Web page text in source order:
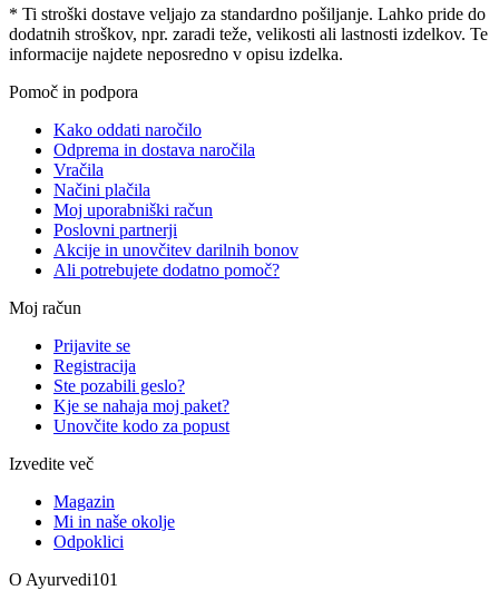
* Ti stroški dostave veljajo za standardno pošiljanje. Lahko pride do
dodatnih stroškov, npr. zaradi teže, velikosti ali lastnosti izdelkov. Te
informacije najdete neposredno v opisu izdelka.
Pomoč in podpora
Kako oddati naročilo
Odprema in dostava naročila
Vračila
Načini plačila
Moj uporabniški račun
Poslovni partnerji
Akcije in unovčitev darilnih bonov
Ali potrebujete dodatno pomoč?
Moj račun
Prijavite se
Registracija
Ste pozabili geslo?
Kje se nahaja moj paket?
Unovčite kodo za popust
Izvedite več
Magazin
Mi in naše okolje
Odpoklici
O Ayurvedi101